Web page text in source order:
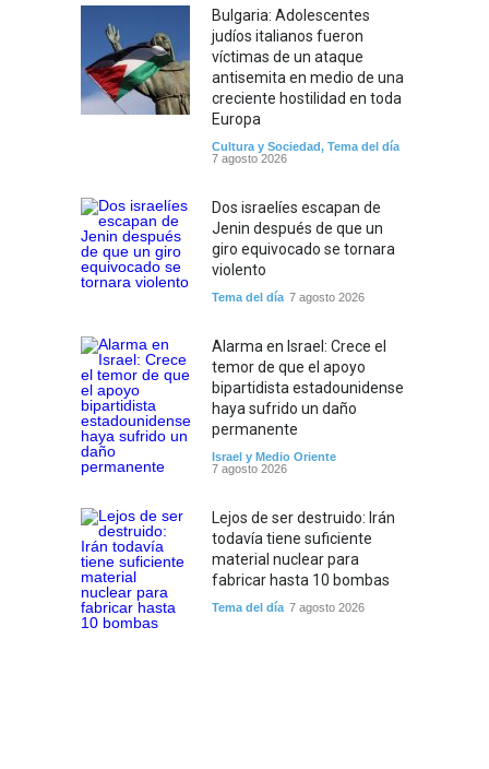
Bulgaria: Adolescentes
judíos italianos fueron
víctimas de un ataque
antisemita en medio de una
creciente hostilidad en toda
Europa
Cultura y Sociedad, Tema del día
7 agosto 2026
Dos israelíes escapan de
Jenin después de que un
giro equivocado se tornara
violento
Tema del día 7 agosto 2026
Alarma en Israel: Crece el
temor de que el apoyo
bipartidista estadounidense
haya sufrido un daño
permanente
Israel y Medio Oriente
7 agosto 2026
Lejos de ser destruido: Irán
todavía tiene suficiente
material nuclear para
fabricar hasta 10 bombas
Tema del día 7 agosto 2026